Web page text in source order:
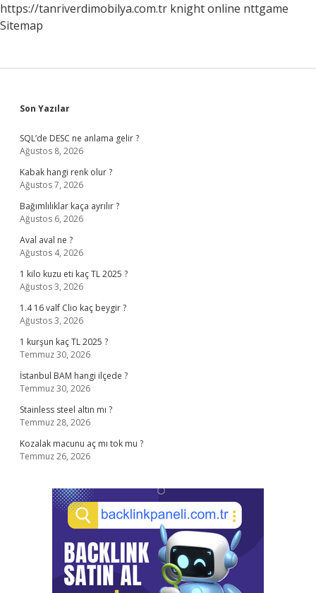
https://tanriverdimobilya.com.tr knight online nttgame
Sitemap
Sidebar
Son Yazılar
SQL’de DESC ne anlama gelir ?
Ağustos 8, 2026
Kabak hangi renk olur ?
Ağustos 7, 2026
Bağımlılıklar kaça ayrılır ?
Ağustos 6, 2026
Aval aval ne ?
Ağustos 4, 2026
1 kilo kuzu eti kaç TL 2025 ?
Ağustos 3, 2026
1.4 16 valf Clio kaç beygir ?
Ağustos 3, 2026
1 kurşun kaç TL 2025 ?
Temmuz 30, 2026
İstanbul BAM hangi ilçede ?
Temmuz 30, 2026
Stainless steel altın mı ?
Temmuz 28, 2026
Kozalak macunu aç mı tok mu ?
Temmuz 26, 2026